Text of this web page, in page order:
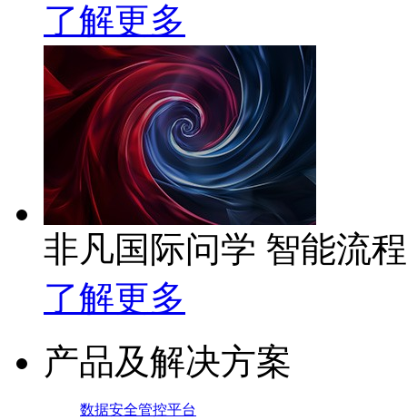
了解更多
非凡国际问学 智能流
了解更多
产品及解决方案
数据安全管控平台